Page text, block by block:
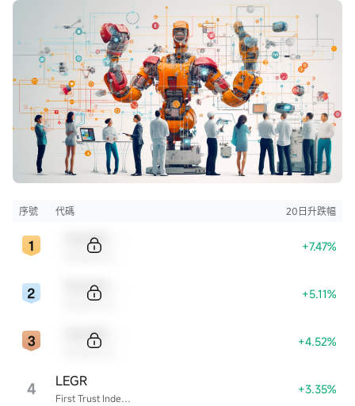
香港證監會牌照的中央編號已披露在報告首頁的作者姓名旁。
本報告中的任何內容均不得解釋為購買或出售證券的要約或邀請。任何決定購
買本研究報告中所提及的證券都應考慮到現有的公開信息，包括任何有關此類
證券的招股說明書等。
| 分析員保證 |
主要負責撰寫本報告的分析員確認 (i) 本報告所表達的意見都準確地反映他/她
對本研究報告所評論的上市法團的個人觀點; 及 (ii) 他/她過往，現在或將來，直
接或間接，所收取之報酬沒有任何部份是與他/她在本報告所表達之特別推薦或
觀點有關連的。
分析員確認分析員本人及其有聯繫者均沒有在研究報告發出前30 日內及在研究
| 利益披露聲明 |
報告作者為香港證監會持牌人士，分析員本人或其有聯繫者並未擔任本研究報
告所評論的上市法團高級管理人員，也未持有其任何財務權益。
過去12個月內與該公司並無投資銀行關係。本公司員工均非該上市公司的僱
| 可用性 |
對部分的司法管轄區或國家而言，分發，發行或使用本報告會抵觸當地法律，
國家的任何人或實體分發或由其使用。
序號 代碼 20日升跌幅
+7.47%
+5.11%
+4.52%
4 First Trust Index Digital Transaction & Process Technology ETF
LEGR +3.35%